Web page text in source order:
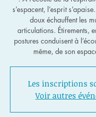
s’espacent, l’esprit
doux échauffent les
articulations. Étirements,
postures conduisent à
même, de son
Les inscriptions
Voir autres